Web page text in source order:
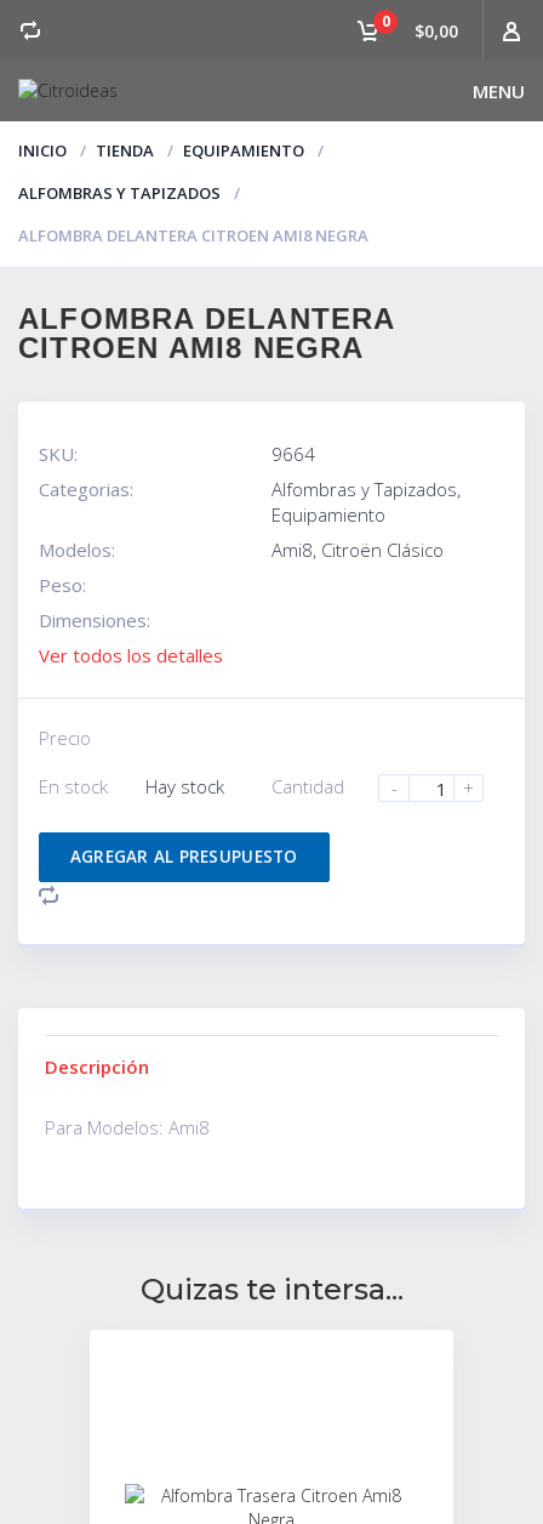
MENU
0 $0,00
INICIO TIENDA
EQUIPAMIENTO
ALFOMBRAS Y TAPIZADOS
ALFOMBRA DELANTERA CITROEN AMI8 NEGRA
ALFOMBRA DELANTERA
CITROEN AMI8 NEGRA
SKU:
9664
Categorias:
Alfombras y Tapizados,
Equipamiento
Modelos:
Ami8, Citroën Clásico
Peso:
Dimensiones:
Ver todos los detalles
Precio
En stock
Hay stock Cantidad - +
AGREGAR AL PRESUPUESTO
Descripción
Para Modelos: Ami8
Quizas te intersa...